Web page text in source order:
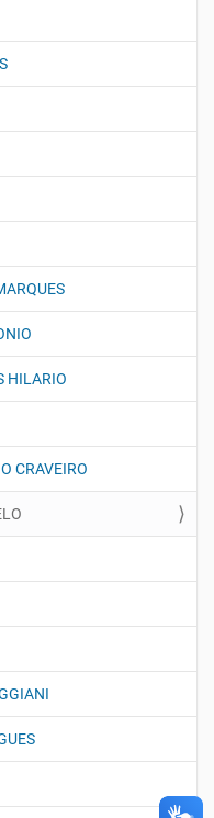
HILARIO
CRAVEIRO